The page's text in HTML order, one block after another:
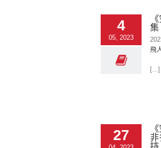
4
05, 2023
飛
[...]
27